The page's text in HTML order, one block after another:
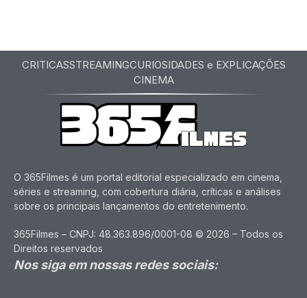
CRITICASSTREAMINGCURIOSIDADES e EXPLICAÇÕES
CINEMA
O 365Filmes é um portal editorial especializado em cinema,
séries e streaming, com cobertura diária, críticas e análises
sobre os principais lançamentos do entretenimento.
365Filmes – CNPJ: 48.363.896/0001-08 © 2026 – Todos os
Direitos reservados
Nos siga em nossas redes sociais: